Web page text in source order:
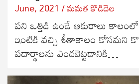
June, 2021 మమత కొడిదెల
పని ఒత్తిడి ఉండే ఆకురాలు
ఇంటికి వచ్చి శీతాకాలం కోసమని
పదార్థాలను ఎండబెట్టడానికి…